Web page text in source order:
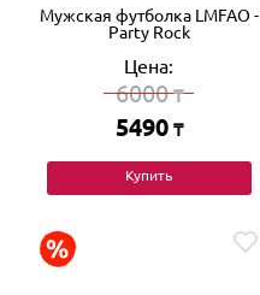
Мужская футболка LMFAO -
Party Rock
Цена:
6000₸
5490 ₸
Купить